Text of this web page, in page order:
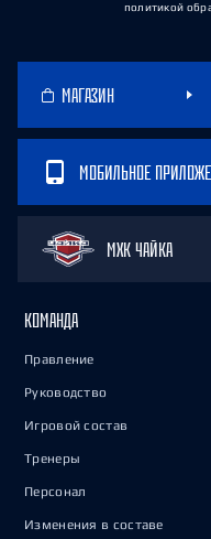
политикой
МАГАЗИН
МОБИЛЬНОЕ
МХК ЧАЙКА
КОМАНДА
Правление
Руководство
Игровой состав
Тренеры
Персонал
Изменения в составе